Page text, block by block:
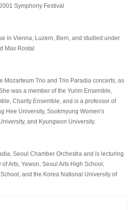
Symphony Festival
in Vienna, Luzern, Bern, and studied under
Max Rostal
Mozarteum Trio and Trio Paradia concerts, as
was a member of the Yurim Ensemble,
Charity Ensemble, and is a professor of
Hee University, Sookmyung Women's
and Kyungwon University.
Seoul Chamber Orchestra and is lecturing
Arts, Yewon, Seoul Arts High School,
and the Korea National University of